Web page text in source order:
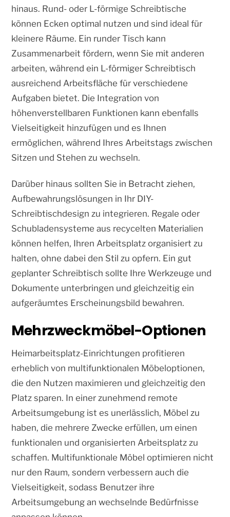
hinaus. Rund- oder L-förmige Schreibtische
können Ecken optimal nutzen und sind ideal für
kleinere Räume. Ein runder Tisch kann
Zusammenarbeit fördern, wenn Sie mit anderen
arbeiten, während ein L-förmiger Schreibtisch
ausreichend Arbeitsfläche für verschiedene
Aufgaben bietet. Die Integration von
höhenverstellbaren Funktionen kann ebenfalls
Vielseitigkeit hinzufügen und es Ihnen
ermöglichen, während Ihres Arbeitstags zwischen
Sitzen und Stehen zu wechseln.
Darüber hinaus sollten Sie in Betracht ziehen,
Aufbewahrungslösungen in Ihr DIY-
Schreibtischdesign zu integrieren. Regale oder
Schubladensysteme aus recycelten Materialien
können helfen, Ihren Arbeitsplatz organisiert zu
halten, ohne dabei den Stil zu opfern. Ein gut
geplanter Schreibtisch sollte Ihre Werkzeuge und
Dokumente unterbringen und gleichzeitig ein
aufgeräumtes Erscheinungsbild bewahren.
Mehrzweckmöbel-Optionen
Heimarbeitsplatz-Einrichtungen profitieren
erheblich von multifunktionalen Möbeloptionen,
die den Nutzen maximieren und gleichzeitig den
Platz sparen. In einer zunehmend remote
Arbeitsumgebung ist es unerlässlich, Möbel zu
haben, die mehrere Zwecke erfüllen, um einen
funktionalen und organisierten Arbeitsplatz zu
schaffen. Multifunktionale Möbel optimieren nicht
nur den Raum, sondern verbessern auch die
Vielseitigkeit, sodass Benutzer ihre
Arbeitsumgebung an wechselnde Bedürfnisse